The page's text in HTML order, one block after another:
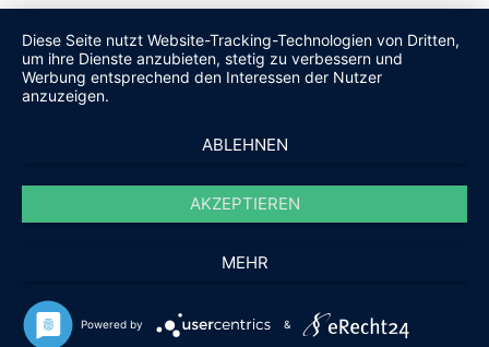
Diese Seite nutzt Website-Tracking-Technologien von Dritten,
um ihre Dienste anzubieten, stetig zu verbessern und
Werbung entsprechend den Interessen der Nutzer
anzuzeigen.
ABLEHNEN
AKZEPTIEREN
MEHR
Powered by &